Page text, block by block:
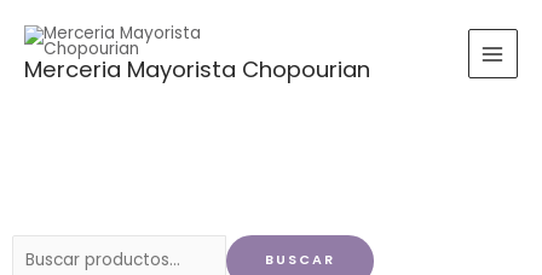
contenido
Merceria Mayorista Chopourian
Buscar
BUSCAR